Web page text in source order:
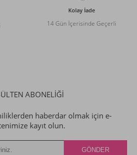
Kolay İade
14 Gün İçerisinde Geçerli
ABONELİĞİ
haberdar olmak için e-
kayıt olun.